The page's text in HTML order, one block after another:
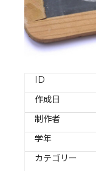
ID
作成日
制作者
学年
カテゴリー